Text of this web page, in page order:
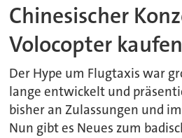
Chinesischer
Volocopter kaufen
Der Hype um Flugtaxis war
lange entwickelt und
bisher an Zulassungen und
Nun gibt es Neues zum